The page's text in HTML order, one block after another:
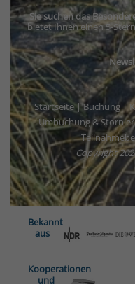
Sie suchen das
bietet Ihnen einen 5-
Startseite|Buchung|
Umbuchung &
Copyright
Bekannt
aus
Kooperationen
und